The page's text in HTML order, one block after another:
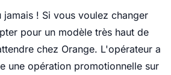
jamais ! Si vous voulez changer
pour un modèle très haut de
chez Orange. L'opérateur a
une opération promotionnelle sur